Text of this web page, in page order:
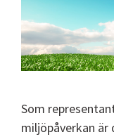
Som
miljöpåverkan